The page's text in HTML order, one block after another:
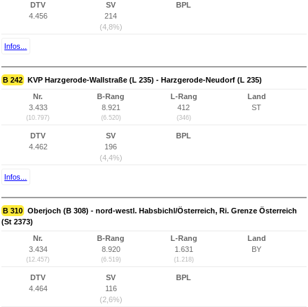
DTV
4.456
SV
214
(4,8%)
BPL
Infos...
B 242 KVP Harzgerode-Wallstraße (L 235) - Harzgerode-Neudorf (L 235)
Nr.
3.433
(10.797)
B-Rang
8.921
(6.520)
L-Rang
412
(346)
Land
ST
DTV
4.462
SV
196
(4,4%)
BPL
Infos...
B 310 Oberjoch (B 308) - nord-westl. Habsbichl/Österreich, Ri. Grenze Österreich
(St 2373)
Nr.
3.434
(12.457)
B-Rang
8.920
(6.519)
L-Rang
1.631
(1.218)
Land
BY
DTV
4.464
SV
116
(2,6%)
BPL